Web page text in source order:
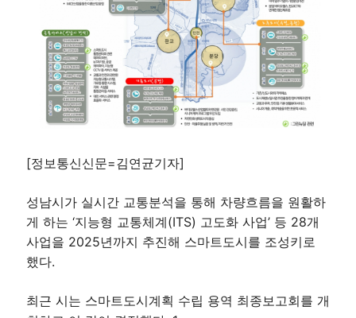
[정보통신신문=김연균기자]
성남시가 실시간 교통분석을 통해 차량흐름을 원활하
게 하는 ‘지능형 교통체계(ITS) 고도화 사업’ 등 28개
사업을 2025년까지 추진해 스마트도시를 조성키로
했다.
최근 시는 스마트도시계획 수립 용역 최종보고회를 개